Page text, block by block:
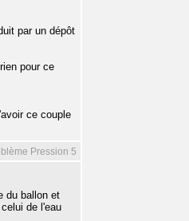
par un dépôt
pour ce
ce couple
Pression 5
du ballon et
de l'eau